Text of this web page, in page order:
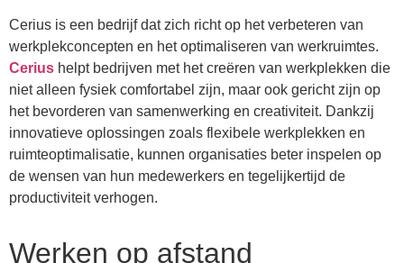
Cerius is een bedrijf dat zich richt op het verbeteren van
werkplekconcepten en het optimaliseren van werkruimtes.
Cerius helpt bedrijven met het creëren van werkplekken die
niet alleen fysiek comfortabel zijn, maar ook gericht zijn op
het bevorderen van samenwerking en creativiteit. Dankzij
innovatieve oplossingen zoals flexibele werkplekken en
ruimteoptimalisatie, kunnen organisaties beter inspelen op
de wensen van hun medewerkers en tegelijkertijd de
productiviteit verhogen.
Werken op afstand